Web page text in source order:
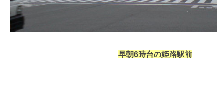
早朝6時台の姫路駅前